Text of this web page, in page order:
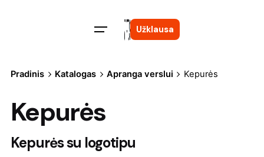
Užklausa
Pradinis Katalogas Apranga verslui Kepurės
Kepurės
Kepurės su logotipu